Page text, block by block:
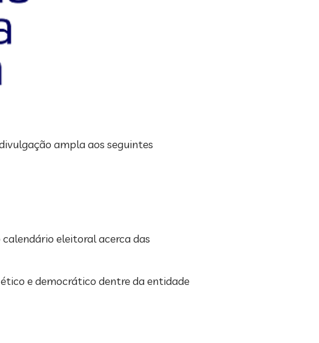
ampla aos seguintes
eleitoral acerca das
e democrático dentre da entidade